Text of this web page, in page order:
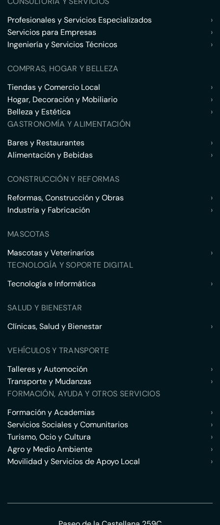
Profesionales y Servicios Especializados
›
Servicios para Empresas
›
Ingeniería y Servicios Técnicos
›
COMPRAS, HOGAR Y BELLEZA
Tiendas y Comercio Local
›
Hogar, Decoración y Mobiliario
›
Belleza y Estética
›
GASTRONOMÍA Y ALIMENTACIÓN
Bares y Restaurantes
›
Alimentación y Bebidas
›
CONSTRUCCIÓN Y REFORMAS
Reformas, Construcción y Obras
›
Industria y Fabricación
›
MASCOTAS
Mascotas y Veterinarios
›
TECNOLOGÍA Y SOPORTE DIGITAL
Tecnología e Informática
›
SALUD Y BIENESTAR
Clínicas, Salud y Bienestar
›
VEHÍCULOS Y TRANSPORTE
Talleres y Automoción
›
Transporte y Mudanzas
›
FORMACIÓN, AYUDA Y OTROS SERVICIOS
Formación y Academias
›
Servicios Sociales y Comunitarios
›
Turismo, Ocio y Cultura
›
Agro y Medio Ambiente
›
Movilidad y Servicios de Apoyo Local
›